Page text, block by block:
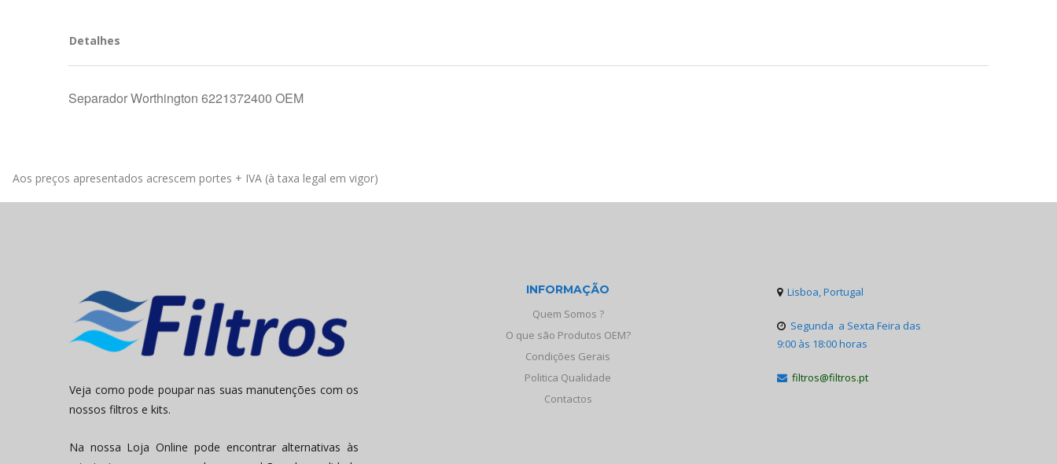
Detalhes
Separador Worthington 6221372400 OEM
Aos preços apresentados acrescem portes + IVA (à taxa legal em vigor)
Veja como pode poupar nas suas manutenções com os
nossos filtros e kits.
Na nossa Loja Online pode encontrar alternativas às
INFORMAÇÃO
Quem Somos ?
O que são Produtos OEM?
Condições Gerais
Politica Qualidade
Contactos
 Lisboa, Portugal
 Segunda a Sexta Feira das
9:00 às 18:00 horas
 filtros@filtros.pt